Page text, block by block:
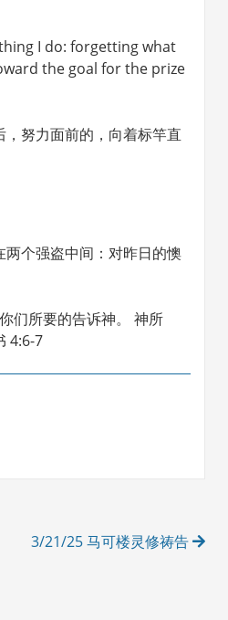
I do: forgetting what
the goal for the prize
，努力面前的，向着标竿直
个强盗中间：对昨日的懊
们所要的告诉神。 神所
4:6-7
3/21/25 马可楼灵修祷告